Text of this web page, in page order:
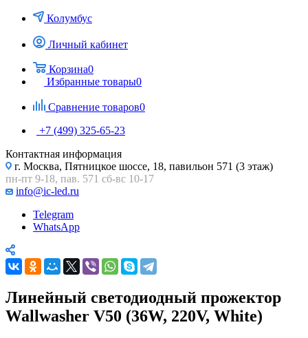
Колумбус
Личный кабинет
Корзина0
Избранные товары0
Сравнение товаров0
+7 (499) 325-65-23
Контактная информация
г. Москва, Пятницкое шоссе, 18, павильон 571 (3 этаж)
пн-пт 9-18, пав. 571 сб-вс 10-17
info@ic-led.ru
Telegram
WhatsApp
Линейный светодиодный прожектор
Wallwasher V50 (36W, 220V, White)